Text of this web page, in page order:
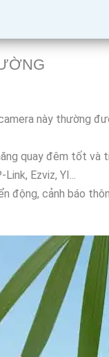
này thường
quay đêm tốt và
Ezviz, YI...
động, cảnh báo